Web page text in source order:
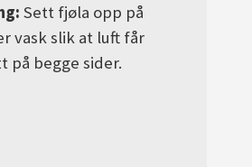
Sett fjøla opp på
vask slik at luft får
på begge sider.